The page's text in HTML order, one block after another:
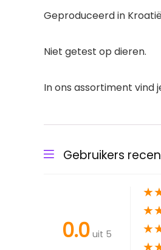
Geproduceerd in
Niet getest op dieren.
In ons assortiment vind
Gebruikers
0.0 uit 5
★
★
★